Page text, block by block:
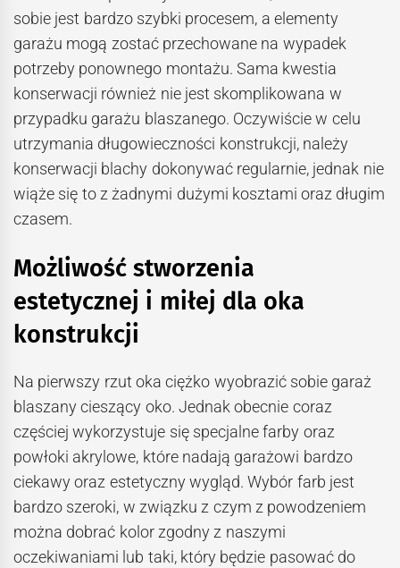
sobie jest bardzo szybki procesem, a elementy
garażu mogą zostać przechowane na wypadek
potrzeby ponownego montażu. Sama kwestia
konserwacji również nie jest skomplikowana w
przypadku garażu blaszanego. Oczywiście w celu
utrzymania długowieczności konstrukcji, należy
konserwacji blachy dokonywać regularnie, jednak nie
wiąże się to z żadnymi dużymi kosztami oraz długim
czasem.
Możliwość stworzenia
estetycznej i miłej dla oka
konstrukcji
Na pierwszy rzut oka ciężko wyobrazić sobie garaż
blaszany cieszący oko. Jednak obecnie coraz
częściej wykorzystuje się specjalne farby oraz
powłoki akrylowe, które nadają garażowi bardzo
ciekawy oraz estetyczny wygląd. Wybór farb jest
bardzo szeroki, w związku z czym z powodzeniem
można dobrać kolor zgodny z naszymi
oczekiwaniami lub taki, który będzie pasować do